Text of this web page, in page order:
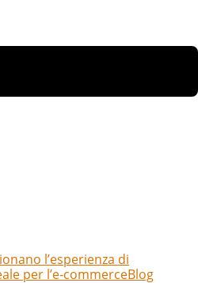
l’esperienza di
per l’e-commerceBlog